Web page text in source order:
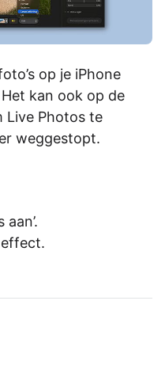
op je iPhone
kan ook op de
Live Photos te
weggestopt.